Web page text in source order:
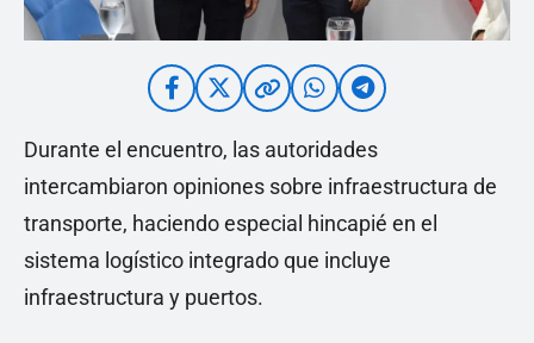
Durante el encuentro, las autoridades
intercambiaron opiniones sobre infraestructura de
transporte, haciendo especial hincapié en el
sistema logístico integrado que incluye
infraestructura y puertos.